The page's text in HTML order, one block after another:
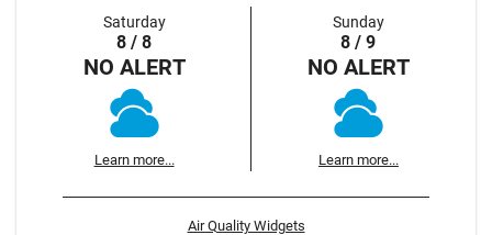
Saturday
8 / 8
NO ALERT
Learn more...
Sunday
8 / 9
NO ALERT
Learn more...
Air Quality Widgets